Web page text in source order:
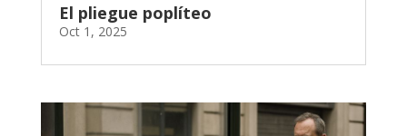
El pliegue poplíteo
Oct 1, 2025